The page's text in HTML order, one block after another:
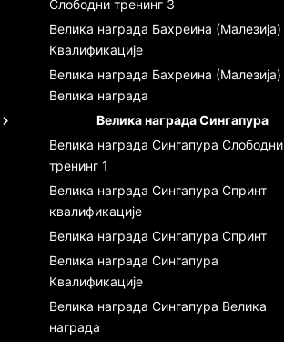
Слободни тренинг 3
Велика награда Бахреина (Малезија)
Квалификације
Велика награда Бахреина (Малезија)
Велика награда
Велика награда Сингапура
Велика награда Сингапура Слободни
тренинг 1
Велика награда Сингапура Спринт
квалификације
Велика награда Сингапура Спринт
Велика награда Сингапура
Квалификације
Велика награда Сингапура Велика
награда